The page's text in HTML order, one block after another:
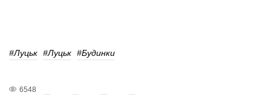
#Луцьк #Луцьк #будинки
6548